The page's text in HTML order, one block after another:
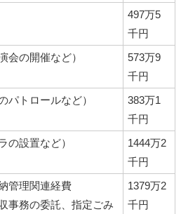
497万5
千円
会の開催など）
573万9
千円
パトロールなど）
383万1
千円
の設置など）
1444万2
千円
管理関連経費
事務の委託、指定ごみ
1379万2
千円